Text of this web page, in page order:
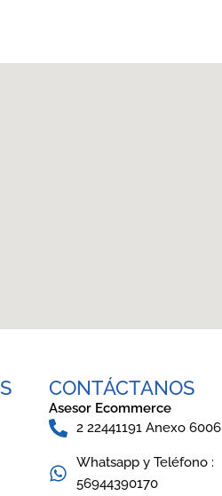
CONTÁCTANOS
Asesor Ecommerce
2 22441191 Anexo 6006
Whatsapp y Teléfono :
56944390170